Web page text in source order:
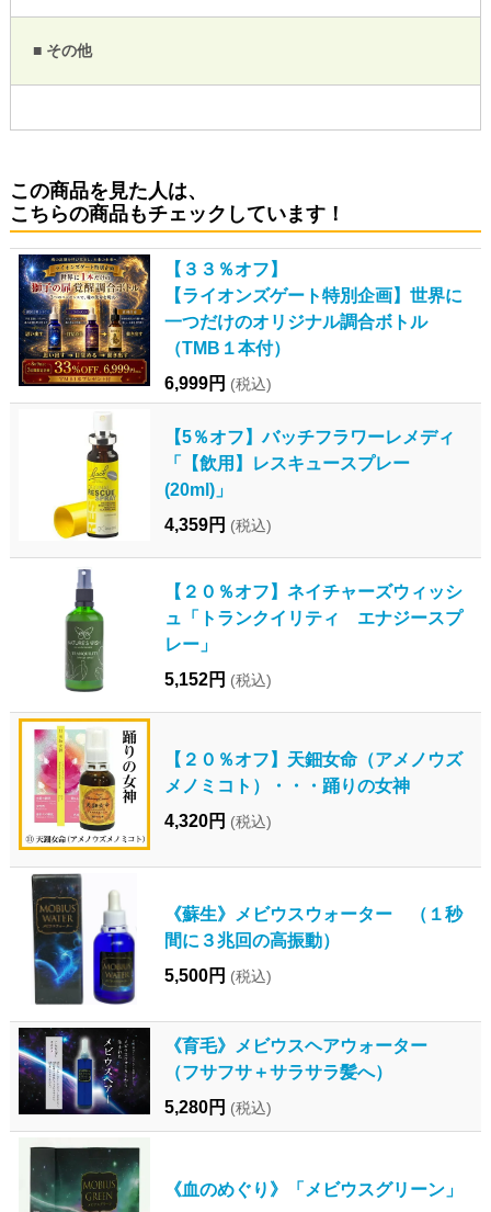
■ その他
この商品を見た人は、
こちらの商品もチェックしています！
【３３％オフ】
【ライオンズゲート特別企画】世界に
一つだけのオリジナル調合ボトル
（TMB１本付）
6,999円 (税込)
【5％オフ】バッチフラワーレメディ
「【飲用】レスキュースプレー
(20ml)」
4,359円 (税込)
【２０％オフ】ネイチャーズウィッシ
ュ「トランクイリティ エナジースプ
レー」
5,152円 (税込)
【２０％オフ】天鈿女命（アメノウズ
メノミコト）・・・踊りの女神
4,320円 (税込)
《蘇生》メビウスウォーター （１秒
間に３兆回の高振動）
5,500円 (税込)
《育毛》メビウスヘアウォーター
（フサフサ＋サラサラ髪へ）
5,280円 (税込)
《血のめぐり》「メビウスグリーン」